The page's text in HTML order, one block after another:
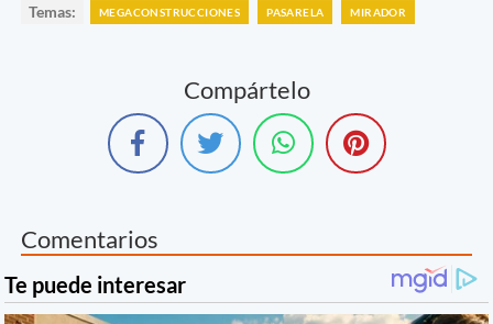
Temas: MEGACONSTRUCCIONES PASARELA MIRADOR
Compártelo
Comentarios